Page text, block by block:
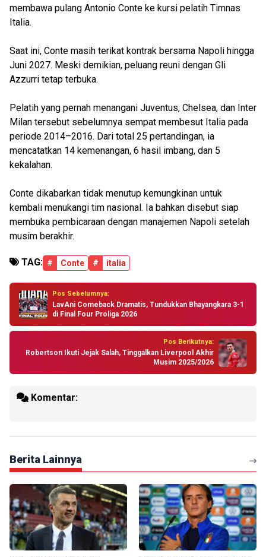
membawa pulang Antonio Conte ke kursi pelatih Timnas
Italia.
Saat ini, Conte masih terikat kontrak bersama Napoli hingga
Juni 2027. Meski demikian, peluang reuni dengan Gli
Azzurri tetap terbuka.
Pelatih yang pernah menangani Juventus, Chelsea, dan Inter
Milan tersebut sebelumnya sempat membesut Italia pada
periode 2014–2016. Dari total 25 pertandingan, ia
mencatatkan 14 kemenangan, 6 hasil imbang, dan 5
kekalahan.
Conte dikabarkan tidak menutup kemungkinan untuk
kembali menukangi tim nasional. Ia bahkan disebut siap
membuka pembicaraan dengan manajemen Napoli setelah
musim berakhir.
TAG: # Conte # italia
Pos Sebelumnya:
LavAni Comeback Dramatis, Tundukkan Bhayangkara 3-1
di Final Four Proliga 2026
Pos Berikutnya:
Robertson Ikuti Jejak Salah, Tinggalkan Liverpool Akhir
Musim 2025/2026
Komentar:
Berita Lainnya